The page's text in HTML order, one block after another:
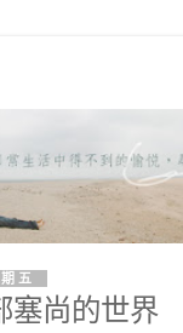
五
塞尚的世界